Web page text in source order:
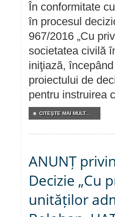
În conformitate
în procesul
967/2016 „Cu
societatea civilă
iniţiază,
proiectului de
pentru instruirea
CITEŞTE MAI MULT...
ANUNȚ
Decizie „Cu
unităților